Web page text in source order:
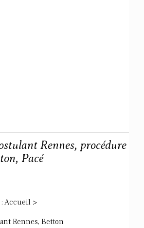
Rennes, procédure
Pacé
Accueil >
Rennes, Betton